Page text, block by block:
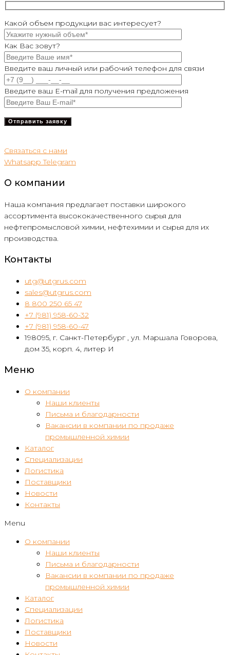
Какой объем продукции вас интересует?
Как Вас зовут?
Введите ваш личный или рабочий телефон для связи
Введите ваш E-mail для получения предложения
Связаться с нами
Whatsapp Telegram
О компании
Наша компания предлагает поставки широкого
ассортимента высококачественного сырья для
нефтепромысловой химии, нефтехимии и сырья для их
производства.
Контакты
utg@utgrus.com
sales@utgrus.com
8 800 250 65 47
+7 (981) 958-60-32
+7 (981) 958-60-47
198095, г. Санкт-Петербург , ул. Маршала Говорова,
дом 35, корп. 4, литер И
Меню
О компании
Наши клиенты
Письма и благодарности
Вакансии в компании по продаже
промышленной химии
Каталог
Специализации
Логистика
Поставщики
Новости
Контакты
Menu
О компании
Наши клиенты
Письма и благодарности
Вакансии в компании по продаже
промышленной химии
Каталог
Специализации
Логистика
Поставщики
Новости